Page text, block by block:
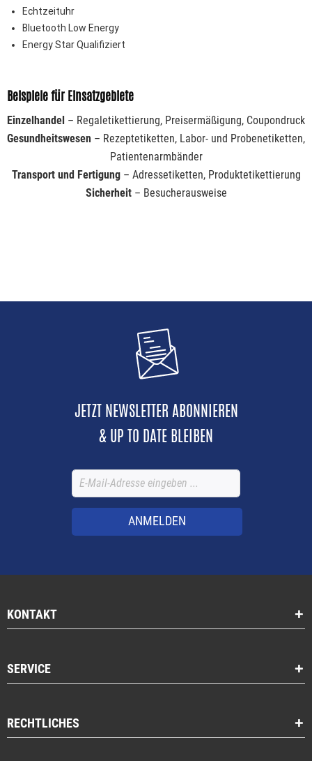
Echtzeituhr
Bluetooth Low Energy
Energy Star Qualifiziert
Beispiele für Einsatzgebiete
Einzelhandel – Regaletikettierung, Preisermäßigung, Coupondruck
Gesundheitswesen – Rezeptetiketten, Labor- und Probenetiketten,
Patientenarmbänder
Transport und Fertigung– Adressetiketten, Produktetikettierung
Sicherheit– Besucherausweise
JETZT NEWSLETTER ABONNIEREN
& UP TO DATE BLEIBEN
ANMELDEN
KONTAKT
SERVICE
RECHTLICHES